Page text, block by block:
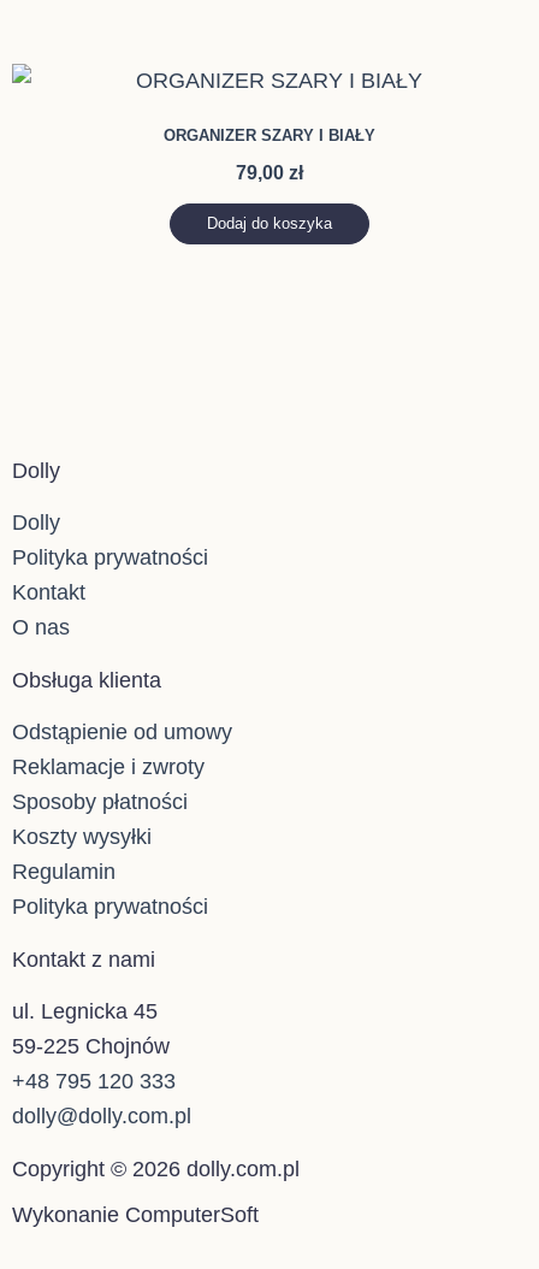
ORGANIZER SZARY I BIAŁY
79,00 zł
Dodaj do koszyka
Dolly
Dolly
Polityka prywatności
Kontakt
O nas
Obsługa klienta
Odstąpienie od umowy
Reklamacje i zwroty
Sposoby płatności
Koszty wysyłki
Regulamin
Polityka prywatności
Kontakt z nami
ul. Legnicka 45
59-225 Chojnów
+48 795 120 333
dolly@dolly.com.pl
Copyright © 2026 dolly.com.pl
Wykonanie ComputerSoft